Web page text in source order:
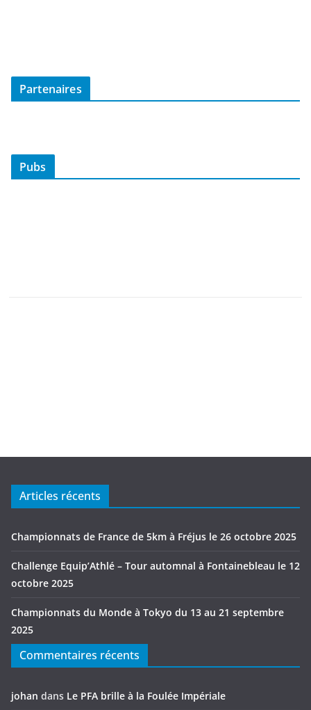
Partenaires
Pubs
Articles récents
Championnats de France de 5km à Fréjus le 26 octobre 2025
Challenge Equip’Athlé – Tour automnal à Fontainebleau le 12
octobre 2025
Championnats du Monde à Tokyo du 13 au 21 septembre
2025
Commentaires récents
johan dans Le PFA brille à la Foulée Impériale